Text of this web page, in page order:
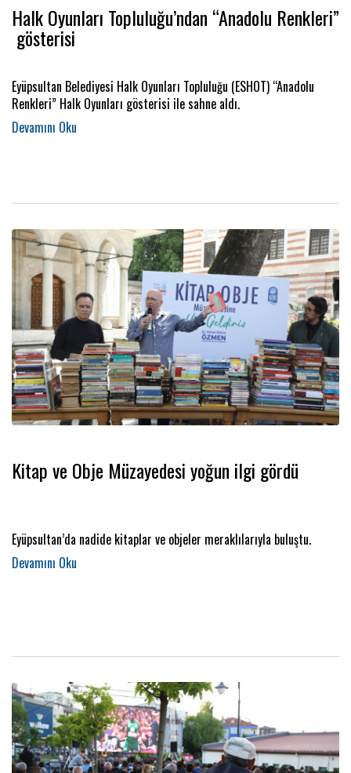
Halk Oyunları Topluluğu’ndan “Anadolu Renkleri”
gösterisi
Eyüpsultan Belediyesi Halk Oyunları Topluluğu (ESHOT) “Anadolu
Renkleri” Halk Oyunları gösterisi ile sahne aldı.
Kitap ve Obje Müzayedesi yoğun ilgi gördü
Eyüpsultan’da nadide kitaplar ve objeler meraklılarıyla buluştu.